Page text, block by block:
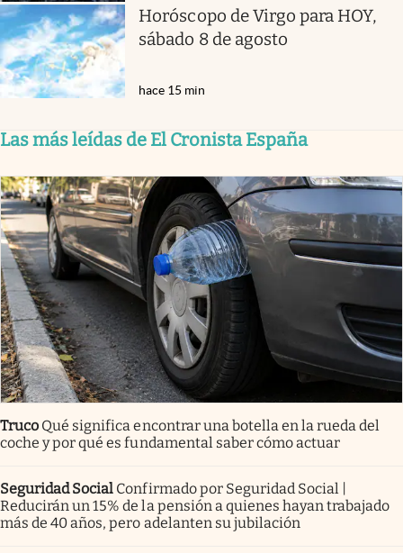
Horóscopo de Virgo para HOY,
sábado 8 de agosto
hace 15 min
Las más leídas de El Cronista España
Truco Qué significa encontrar una botella en la rueda del
coche y por qué es fundamental saber cómo actuar
Seguridad Social Confirmado por Seguridad Social |
Reducirán un 15% de la pensión a quienes hayan trabajado
más de 40 años, pero adelanten su jubilación